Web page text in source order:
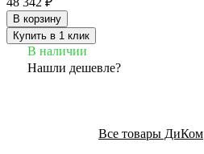
В корзину
Купить в 1 клик
В наличии
Нашли дешевле?
Все товары ДиКом